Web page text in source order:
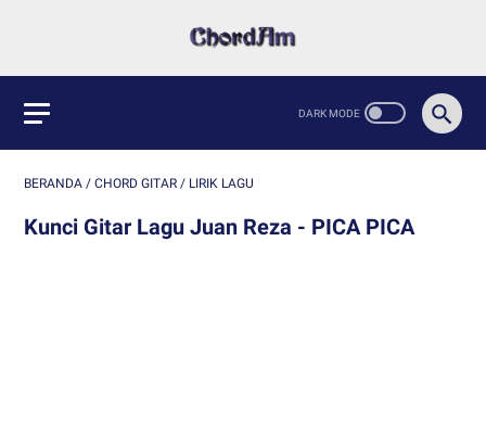
BERANDA / CHORD GITAR / LIRIK LAGU
Kunci Gitar Lagu Juan Reza - PICA PICA